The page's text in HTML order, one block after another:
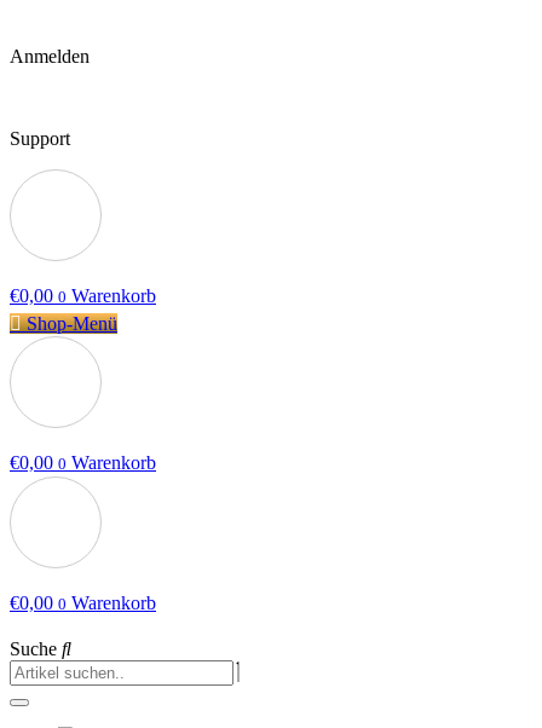
Anmelden
Support
€0,00 0 Warenkorb
Shop-Menü
€0,00 0 Warenkorb
€0,00 0 Warenkorb
Suche